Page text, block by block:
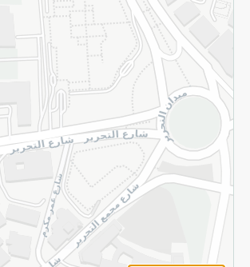
قم بالتسجيل للنشرة
©2026 - Spinneys | جميع الحقوق محفوظة